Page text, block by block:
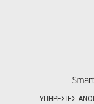
ΥΠΗΡΕΣΙΕΣ